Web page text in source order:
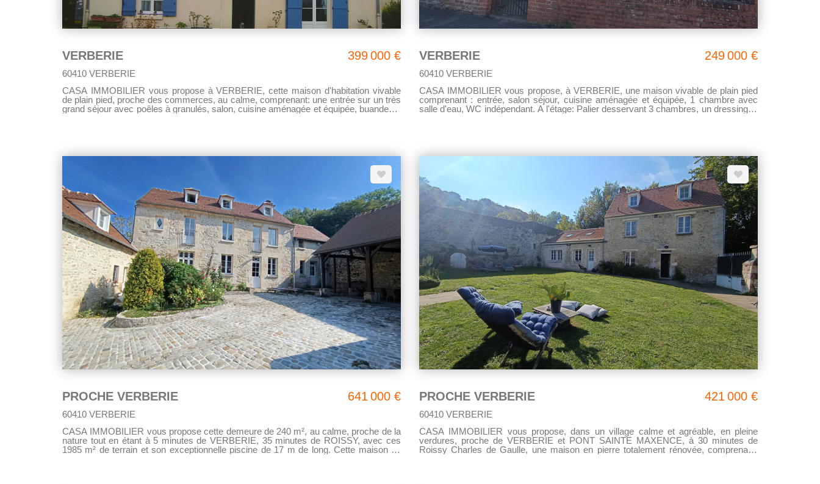
VERBERIE 399 000 €
60410 VERBERIE
CASA IMMOBILIER vous propose à VERBERIE, cette maison d'habitation vivable
de plain pied, proche des commerces, au calme, comprenant: une entrée sur un très
grand séjour avec poêles à granulés, salon, cuisine aménagée et équipée, buanderie,
VERBERIE 249 000 €
60410 VERBERIE
CASA IMMOBILIER vous propose, à VERBERIE, une maison vivable de plain pied
comprenant : entrée, salon séjour, cuisine aménagée et équipée, 1 chambre avec
salle d'eau, WC indépendant. A l'étage: Palier desservant 3 chambres, un dressing et
PROCHE VERBERIE 641 000 €
60410 VERBERIE
CASA IMMOBILIER vous propose cette demeure de 240 m², au calme, proche de la
nature tout en étant à 5 minutes de VERBERIE, 35 minutes de ROISSY, avec ces
1985 m² de terrain et son exceptionnelle piscine de 17 m de long. Cette maison de
PROCHE VERBERIE 421 000 €
60410 VERBERIE
CASA IMMOBILIER vous propose, dans un village calme et agréable, en pleine
verdures, proche de VERBERIE et PONT SAINTE MAXENCE, à 30 minutes de
Roissy Charles de Gaulle, une maison en pierre totalement rénovée, comprenant: